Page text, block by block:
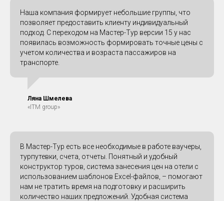
Наша компания формирует небольшие группы, что
позволяет предоставить клиенту индивидуальный
подход. С переходом на Мастер-Тур версии 15 у нас
появилась возможность формировать точные цены с
учетом количества и возраста пассажиров на
транспорте.
Ляна Шмелева
«ITM group»
В Мастер-Тур есть все необходимые в работе ваучеры,
турпутевки, счета, отчеты. Понятный и удобный
конструктор туров, система занесения цен на отели с
использованием шаблонов Excel-файлов, – помогают
нам не тратить время на подготовку и расширить
количество наших предложений. Удобная система